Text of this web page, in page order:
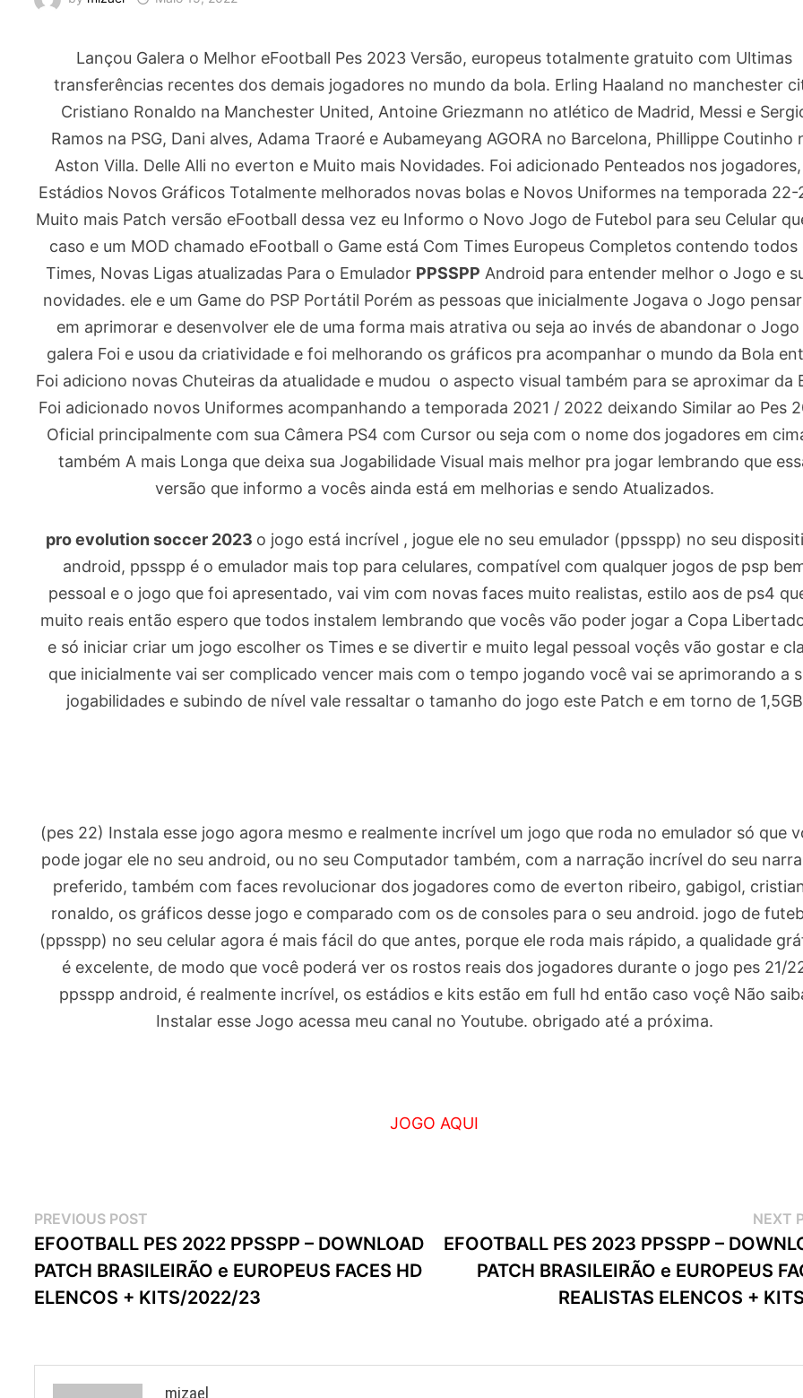
Lançou Galera o Melhor eFootball Pes 2023 Versão, europeus totalmente gratuito com Ultimas
transferências recentes dos demais jogadores no mundo da bola. Erling Haaland no manchester
Cristiano Ronaldo na Manchester United, Antoine Griezmann no atlético de Madrid, Messi e
Ramos na PSG, Dani alves, Adama Traoré e Aubameyang AGORA no Barcelona, Phillippe Coutinho
Aston Villa. Delle Alli no everton e Muito mais Novidades. Foi adicionado Penteados nos
Estádios Novos Gráficos Totalmente melhorados novas bolas e Novos Uniformes na temporada 22-
Muito mais Patch versão eFootball dessa vez eu Informo o Novo Jogo de Futebol para seu Celular
caso e um MOD chamado eFootball o Game está Com Times Europeus Completos contendo todos
Times, Novas Ligas atualizadas Para o Emulador PPSSPP Android para entender melhor o Jogo e
novidades. ele e um Game do PSP Portátil Porém as pessoas que inicialmente Jogava o Jogo
em aprimorar e desenvolver ele de uma forma mais atrativa ou seja ao invés de abandonar o Jogo
galera Foi e usou da criatividade e foi melhorando os gráficos pra acompanhar o mundo da Bola
Foi adiciono novas Chuteiras da atualidade e mudou o aspecto visual também para se aproximar da
Foi adicionado novos Uniformes acompanhando a temporada 2021 / 2022 deixando Similar ao Pes
Oficial principalmente com sua Câmera PS4 com Cursor ou seja com o nome dos jogadores em
também A mais Longa que deixa sua Jogabilidade Visual mais melhor pra jogar lembrando que
versão que informo a vocês ainda está em melhorias e sendo Atualizados.
pro evolution soccer 2023 o jogo está incrível , jogue ele no seu emulador (ppsspp) no seu
android, ppsspp é o emulador mais top para celulares, compatível com qualquer jogos de psp
pessoal e o jogo que foi apresentado, vai vim com novas faces muito realistas, estilo aos de ps4
muito reais então espero que todos instalem lembrando que vocês vão poder jogar a Copa
e só iniciar criar um jogo escolher os Times e se divertir e muito legal pessoal voçês vão gostar e
que inicialmente vai ser complicado vencer mais com o tempo jogando você vai se aprimorando a
jogabilidades e subindo de nível vale ressaltar o tamanho do jogo este Patch e em torno de 1,5GB
(pes 22) Instala esse jogo agora mesmo e realmente incrível um jogo que roda no emulador só que
pode jogar ele no seu android, ou no seu Computador também, com a narração incrível do seu
preferido, também com faces revolucionar dos jogadores como de everton ribeiro, gabigol,
ronaldo, os gráficos desse jogo e comparado com os de consoles para o seu android. jogo de
(ppsspp) no seu celular agora é mais fácil do que antes, porque ele roda mais rápido, a qualidade
é excelente, de modo que você poderá ver os rostos reais dos jogadores durante o jogo pes 21/
ppsspp android, é realmente incrível, os estádios e kits estão em full hd então caso voçê Não
Instalar esse Jogo acessa meu canal no Youtube. obrigado até a próxima.
JOGO AQUI
Navegação
de
artigos
PREVIOUS POST
post:
EFOOTBALL PES 2022 PPSSPP – DOWNLOAD
PATCH BRASILEIRÃO e EUROPEUS FACES HD
ELENCOS + KITS/2022/23
NEXT
EFOOTBALL PES 2023 PPSSPP –
PATCH BRASILEIRÃO e EUROPEUS
REALISTAS ELENCOS +
mizael